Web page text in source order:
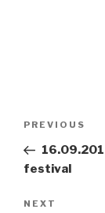
Post
Previous
Post
PREVIOUS
festival
Next
NEXT